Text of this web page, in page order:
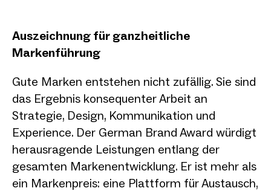
Auszeichnung für ganzheitliche
Markenführung
Gute Marken entstehen nicht zufällig. Sie sind
das Ergebnis konsequenter Arbeit an
Strategie, Design, Kommunikation und
Experience. Der German Brand Award würdigt
herausragende Leistungen entlang der
gesamten Markenentwicklung. Er ist mehr als
ein Markenpreis: eine Plattform für Austausch,